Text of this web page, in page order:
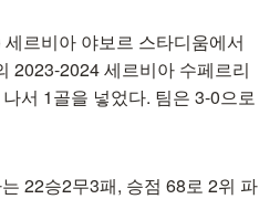
르비아 야보르 스타디움에서
2023-2024 세르비아 수페르리
서 1골을 넣었다. 팀은 3-0으로
22승2무3패, 승점 68로 2위 파